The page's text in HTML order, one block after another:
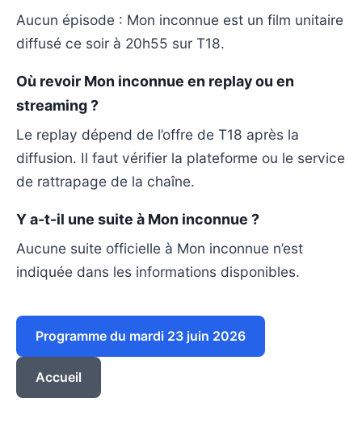
Aucun épisode : Mon inconnue est un film unitaire
diffusé ce soir à 20h55 sur T18.
Où revoir Mon inconnue en replay ou en
streaming ?
Le replay dépend de l’offre de T18 après la
diffusion. Il faut vérifier la plateforme ou le service
de rattrapage de la chaîne.
Y a-t-il une suite à Mon inconnue ?
Aucune suite officielle à Mon inconnue n’est
indiquée dans les informations disponibles.
Programme du mardi 23 juin 2026
Accueil